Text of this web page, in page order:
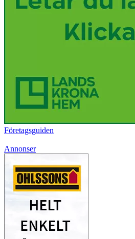
Företagsguiden
Annonser